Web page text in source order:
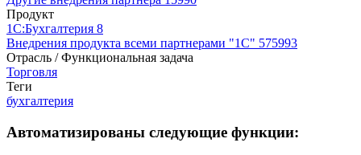
Продукт
1С:Бухгалтерия 8
Внедрения продукта всеми партнерами "1С" 575993
Отрасль / Функциональная задача
Торговля
Теги
бухгалтерия
Автоматизированы следующие функции: